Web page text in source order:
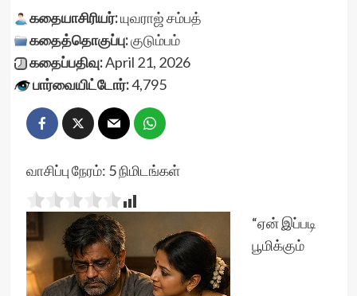
கதையாசிரியர்:யுவராஜ் சம்பத்
கதைத்தொகுப்பு:குடும்பம்
கதைப்பதிவு:April 21, 2026
பார்வையிட்டோர்:4,795
வாசிப்பு நேரம்: 5நிமிடங்கள்
“ஏன் இப்படி
பூமிக்கும்